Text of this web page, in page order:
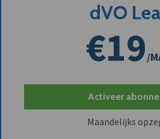
dVO
€19/
Activeer
Maandelijks